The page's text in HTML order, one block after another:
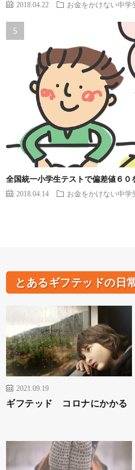
2018.04.22 お金をかけない中学
全国統一小学生テストで偏差値６
2018.04.14 お金をかけない中学
とあるギフテッドの日
2021.09.19
ギフテッド コロナにかかる